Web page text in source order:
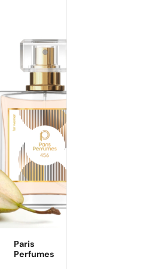
Paris
Perfumes